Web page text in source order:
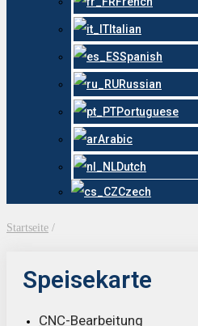
Italian
Spanish
Russian
Portuguese
Arabic
Dutch
Czech
Startseite /
Speisekarte
CNC-Bearbeitung